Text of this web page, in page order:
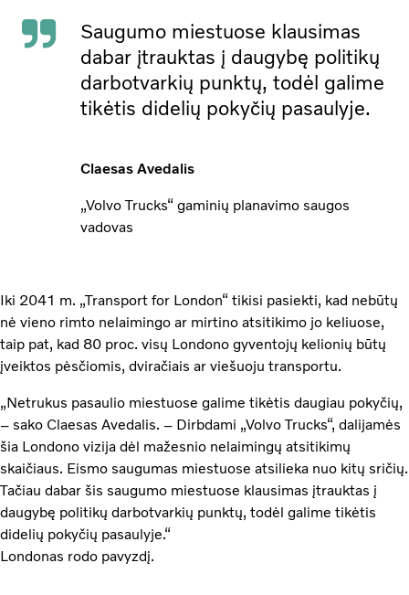
Saugumo miestuose klausimas
dabar įtrauktas į daugybę politikų
darbotvarkių punktų, todėl galime
tikėtis didelių pokyčių pasaulyje.
Claesas Avedalis
„Volvo Trucks“ gaminių planavimo saugos
vadovas
Iki 2041 m. „Transport for London“ tikisi pasiekti, kad nebūtų
nė vieno rimto nelaimingo ar mirtino atsitikimo jo keliuose,
taip pat, kad 80 proc. visų Londono gyventojų kelionių būtų
įveiktos pėsčiomis, dviračiais ar viešuoju transportu.
„Netrukus pasaulio miestuose galime tikėtis daugiau pokyčių,
– sako Claesas Avedalis. – Dirbdami „Volvo Trucks“, dalijamės
šia Londono vizija dėl mažesnio nelaimingų atsitikimų
skaičiaus. Eismo saugumas miestuose atsilieka nuo kitų sričių.
Tačiau dabar šis saugumo miestuose klausimas įtrauktas į
daugybę politikų darbotvarkių punktų, todėl galime tikėtis
didelių pokyčių pasaulyje.“
Londonas rodo pavyzdį.